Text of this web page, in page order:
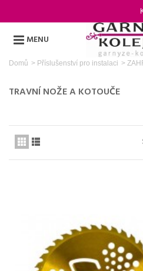
MENU
Domů > Příslušenství pro instalaci >
TRAVNÍ NOŽE A KOTOUČE